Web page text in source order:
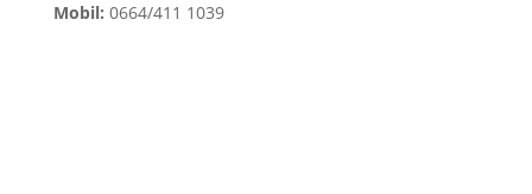
Mobil: 0664/411 1039